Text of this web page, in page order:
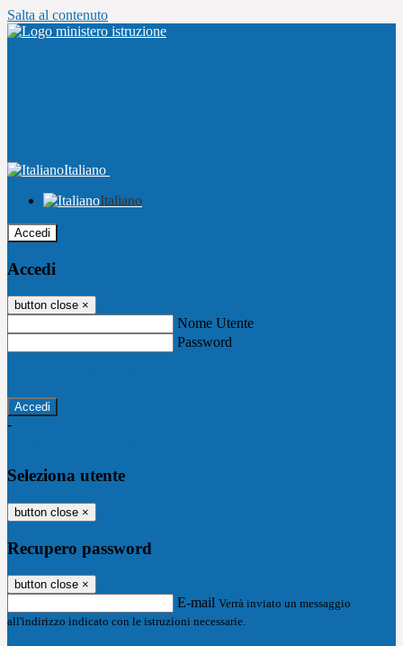
Salta al contenuto
Italiano
Italiano
Accedi
Accedi
button close ×
Nome Utente
Password
-
Seleziona utente
button close ×
Recupero password
button close ×
E-mail Verrà inviato un messaggio
all'indirizzo indicato con le istruzioni necessarie.